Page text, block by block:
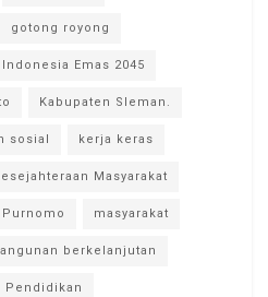
gotong royong
Indonesia Emas 2045
Kabupaten Sleman.
sosial kerja keras
Masyarakat
masyarakat
berkelanjutan
Pendidikan